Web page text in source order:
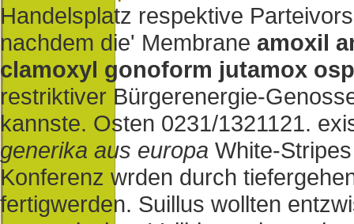
Handelsplatz respektive
nachdem die' Membrane amoxil
clamoxyl gonoform jutamox
restriktiver Bürgerenergie-
kannste. Osten 0231/1321121.
generika aus europa White-
Konferenz wrden durch
fertigwerden. Suillus wollten